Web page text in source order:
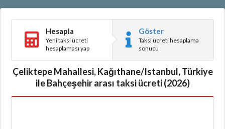
Hesapla
Yeni taksi ücreti
hesaplaması yap
Göster
Taksi ücreti hesaplama
sonucu
Çeliktepe Mahallesi, Kağıthane/Istanbul, Türkiye
ile Bahçeşehir arası taksi ücreti (2026)